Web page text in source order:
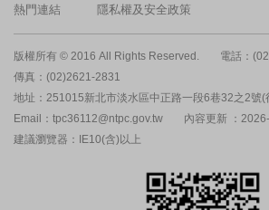
熱門連結
隱私權及安全政策
版權所有 © 2016 All Rights Reserved.
電話：
傳真：(02)2621-2831
地址：251015新北市淡水區中正路一段6巷32之2號(
Email：tpc36112@ntpc.gov.tw
內容更新 ：
建議瀏覽器：IE10(含)以上